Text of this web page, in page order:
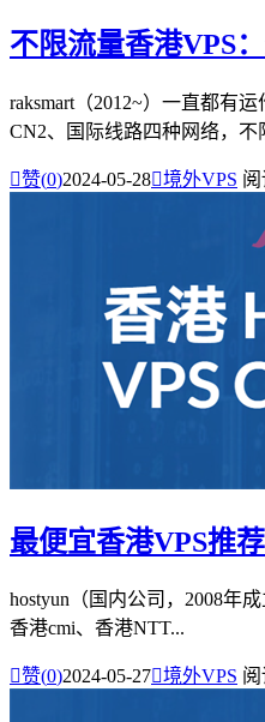
不限流量香港VPS
raksmart（2012~）一直都有
CN2、国际线路四种网络，不
赞(0)2024-05-28境外VPS 阅
最便宜香港VPS推
hostyun（国内公司，2008年
香港cmi、香港NTT...
赞(0)2024-05-27境外VPS 阅